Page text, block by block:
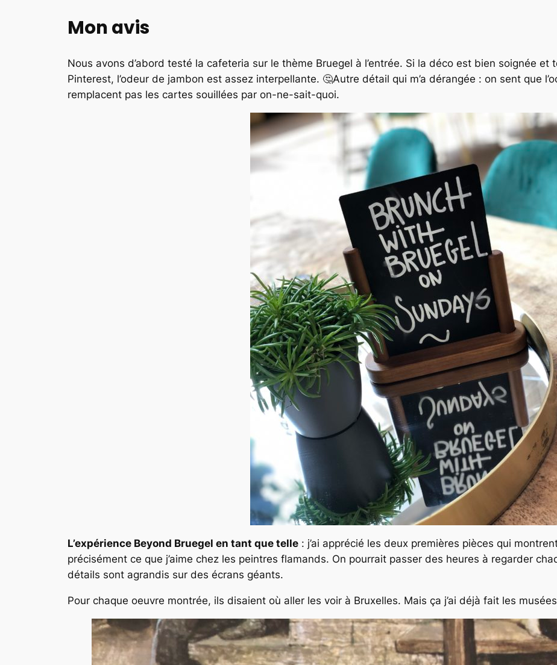
Mon avis
Nous avons d’abord testé la cafeteria sur le thème Bruegel à l’entrée. Si la déco est bien soignée et
Pinterest, l’odeur de jambon est assez interpellante. 🤔Autre détail qui m’a dérangée : on sent que
remplacent pas les cartes souillées par on-ne-sait-quoi.
L’expérience Beyond Bruegel en tant que telle : j’ai apprécié les deux premières pièces qui
précisément ce que j’aime chez les peintres flamands. On pourrait passer des heures à regarder
détails sont agrandis sur des écrans géants.
Pour chaque oeuvre montrée, ils disaient où aller les voir à Bruxelles. Mais ça j’ai déjà fait les